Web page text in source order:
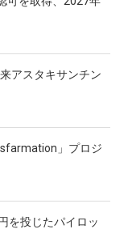
アスタキサンチン
」プロジ
を投じたパイロッ